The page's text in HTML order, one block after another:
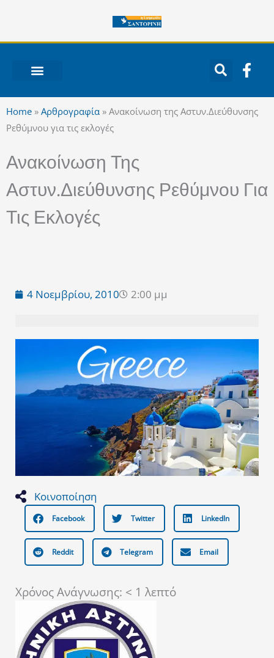
περιεχόμενο
F
a
e
b
-
f
Home » Αρθρογραφία » Ανακοίνωση της Αστυν.Διεύθυνσης
Ρεθύμνου για τις εκλογές
Ανακοίνωση Της
Αστυν.Διεύθυνσης Ρεθύμνου Για
Τις Εκλογές
4 Νοεμβρίου, 2010 2:00 μμ
Κοινοποίηση
Facebook Twitter LinkedIn
Reddit Telegram Email
Χρόνος Ανάγνωσης: < 1 λεπτό